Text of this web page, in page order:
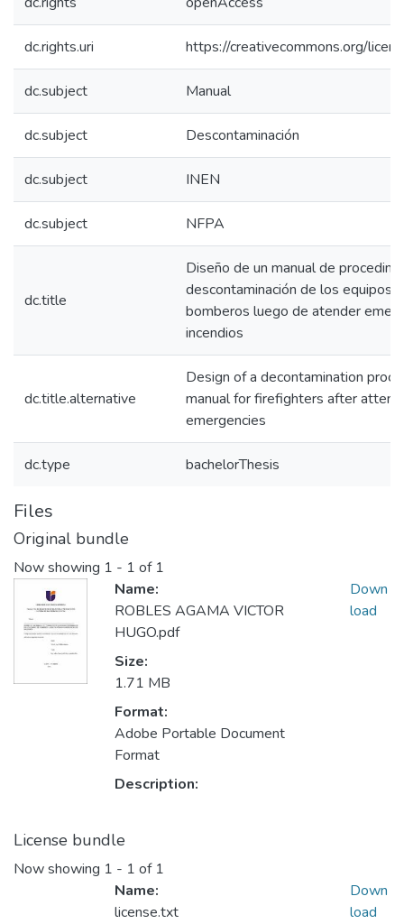
dc.rights.uri https://creativecommons.org/
dc.subject Manual
dc.subject Descontaminación
dc.subject INEN
dc.subject NFPA
dc.title
Diseño de un manual de
descontaminación de los equipos
bomberos luego de atender
incendios
dc.title.alternative
Design of a decontamination
manual for firefighters after
emergencies
dc.type bachelorThesis
Files
Original bundle
Now showing 1 - 1 of 1
Name:
ROBLES AGAMA VICTOR
HUGO.pdf
Size:
1.71 MB
Format:
Adobe Portable Document
Format
Description:
Down
load
License bundle
Now showing 1 - 1 of 1
Name:
license.txt
Down
load